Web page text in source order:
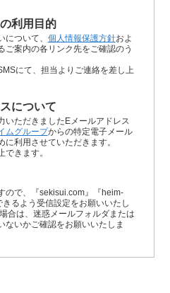
利用目的
ついて、 個人情報保護方針およ
ご案内の各リンク先をご確認のう
にて、担当よりご連絡を差し上
について
いただきましたEメールアドレス
ムグループからの特定電子メール
に利用させていただきます。
きます。
ので、『sekisui.com』『heim-
るよう受信設定をお願いいたし
合は、迷惑メールフォルダまたは
ないかご確認をお願いいたしま